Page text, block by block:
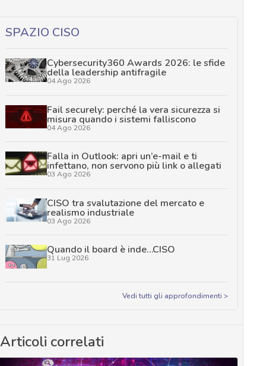
SPAZIO CISO
Cybersecurity360 Awards 2026: le sfide
della leadership antifragile
04 Ago 2026
Fail securely: perché la vera sicurezza si
misura quando i sistemi falliscono
04 Ago 2026
Falla in Outlook: apri un’e-mail e ti
infettano, non servono più link o allegati
03 Ago 2026
CISO tra svalutazione del mercato e
realismo industriale
03 Ago 2026
Quando il board è inde…CISO
31 Lug 2026
Vedi tutti gli approfondimenti >
Articoli correlati